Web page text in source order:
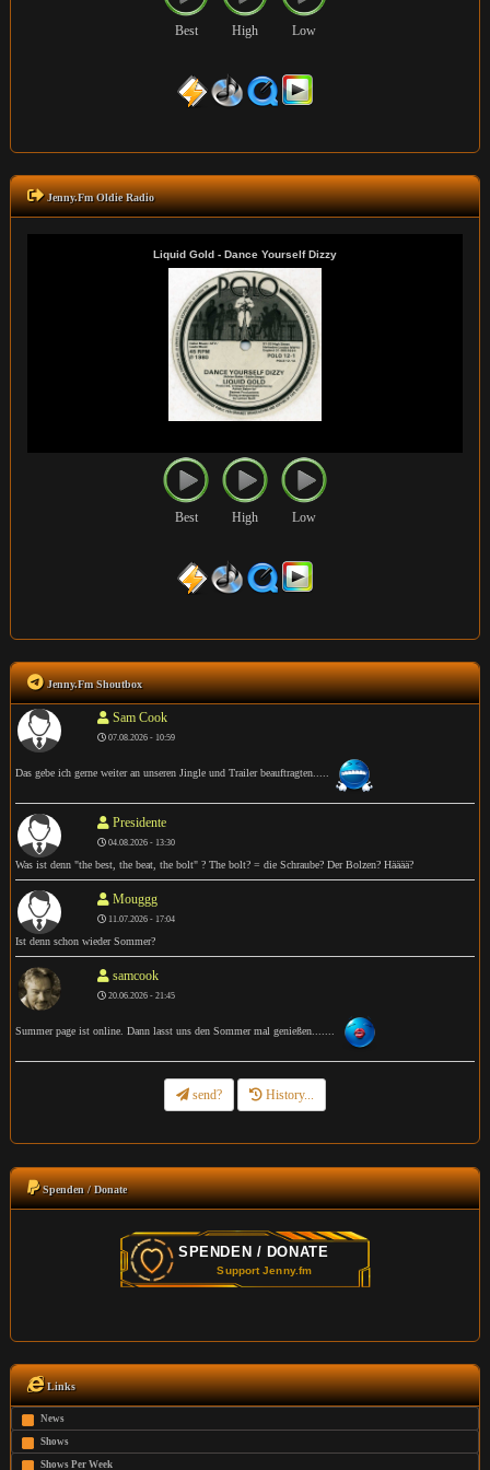
Best High Low
Jenny.Fm Oldie Radio
Best High Low
Jenny.Fm Shoutbox
Sam Cook
07.08.2026 - 10:59
Das gebe ich gerne weiter an unseren Jingle und Trailer beauftragten.....
Presidente
04.08.2026 - 13:30
Was ist denn "the best, the beat, the bolt" ? The bolt? = die Schraube? Der Bolzen? Hääää?
Mouggg
11.07.2026 - 17:04
Ist denn schon wieder Sommer?
samcook
20.06.2026 - 21:45
Summer page ist online. Dann lasst uns den Sommer mal genießen.......
send? History...
Spenden / Donate
Links
News
Shows
Shows Per Week